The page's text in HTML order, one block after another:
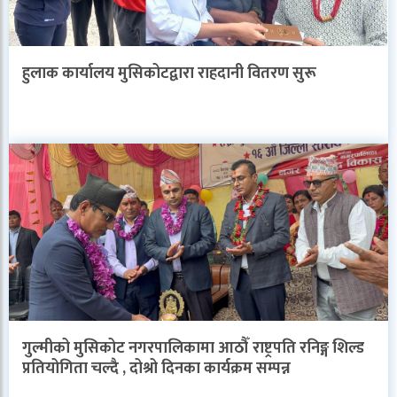
हुलाक कार्यालय मुसिकोटद्वारा राहदानी वितरण सुरू
गुल्मीको मुसिकोट नगरपालिकामा आठौँ राष्ट्रपति रनिङ्ग शिल्ड
प्रतियोगिता चल्दै , दोश्रो दिनका कार्यक्रम सम्पन्न